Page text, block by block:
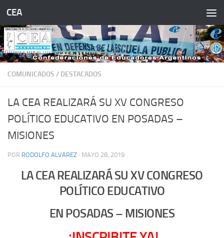
Saltar al contenido
CEA
COMUNICADOS / DESTACADOS
LA CEA REALIZARÁ SU XV CONGRESO
POLÍTICO EDUCATIVO EN POSADAS –
MISIONES
POR RODOLFO ALVAREZ · MAYO 28, 2019
LA CEA REALIZARÁ SUXV CONGRESO
POLÍTICO EDUCATIVO
EN POSADAS – MISIONES